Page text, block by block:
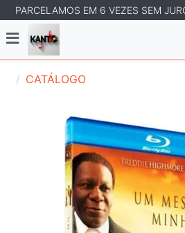
PARCELAMOS EM 6 VEZES SEM
CATÁLOGO